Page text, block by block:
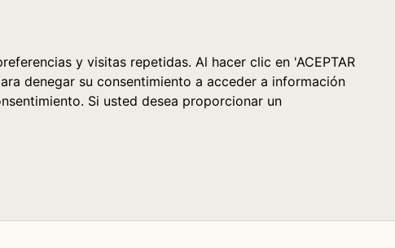
y visitas repetidas. Al hacer clic en 'ACEPTAR
denegar su consentimiento a acceder a información
Si usted desea proporcionar un